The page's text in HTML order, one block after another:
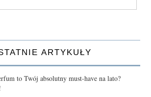
ARTYKUŁY
to Twój absolutny must-have na lato?